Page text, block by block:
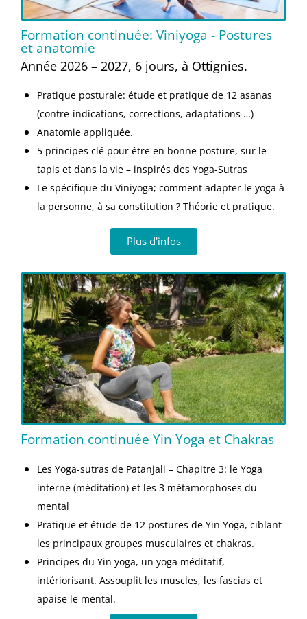
Formation continuée: Viniyoga - Postures
et anatomie
Année 2026 – 2027, 6 jours, à Ottignies.
Pratique posturale:étude et pratique de 12 asanas
(contre-indications, corrections, adaptations …)
Anatomie appliquée.
5 principes clé pour être en bonne posture, sur le
tapis et dans la vie – inspirés des Yoga-Sutras
Le spécifique du Viniyoga; comment adapter le yoga à
la personne, à sa constitution ? Théorie et pratique.
Plus d'infos
Formation continuée Yin Yoga et Chakras
Les Yoga-sutras de Patanjali – Chapitre 3: le Yoga
interne (méditation) et les 3 métamorphoses du
mental
Pratique et étude de 12 postures de Yin Yoga, ciblant
les principaux groupes musculaires et chakras.
Principes du Yin yoga, un yoga méditatif,
intériorisant. Assouplit les muscles, les fascias et
apaise le mental.